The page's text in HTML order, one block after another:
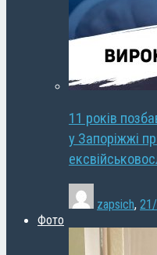
11 років
у Запоріжжі
zapsich,
Фото